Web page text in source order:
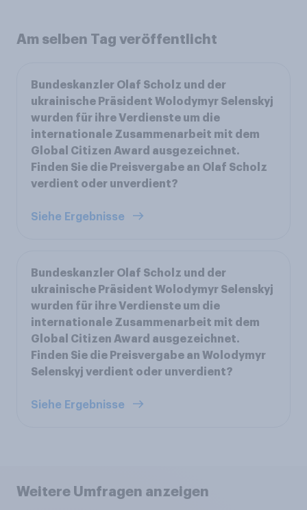
Am selben Tag veröffentlicht
Bundeskanzler Olaf Scholz und der
ukrainische Präsident Wolodymyr Selenskyj
wurden für ihre Verdienste um die
internationale Zusammenarbeit mit dem
Global Citizen Award ausgezeichnet.
Finden Sie die Preisvergabe an Olaf Scholz
verdient oder unverdient?
Siehe Ergebnisse
Bundeskanzler Olaf Scholz und der
ukrainische Präsident Wolodymyr Selenskyj
wurden für ihre Verdienste um die
internationale Zusammenarbeit mit dem
Global Citizen Award ausgezeichnet.
Finden Sie die Preisvergabe an Wolodymyr
Selenskyj verdient oder unverdient?
Siehe Ergebnisse
Weitere Umfragen anzeigen